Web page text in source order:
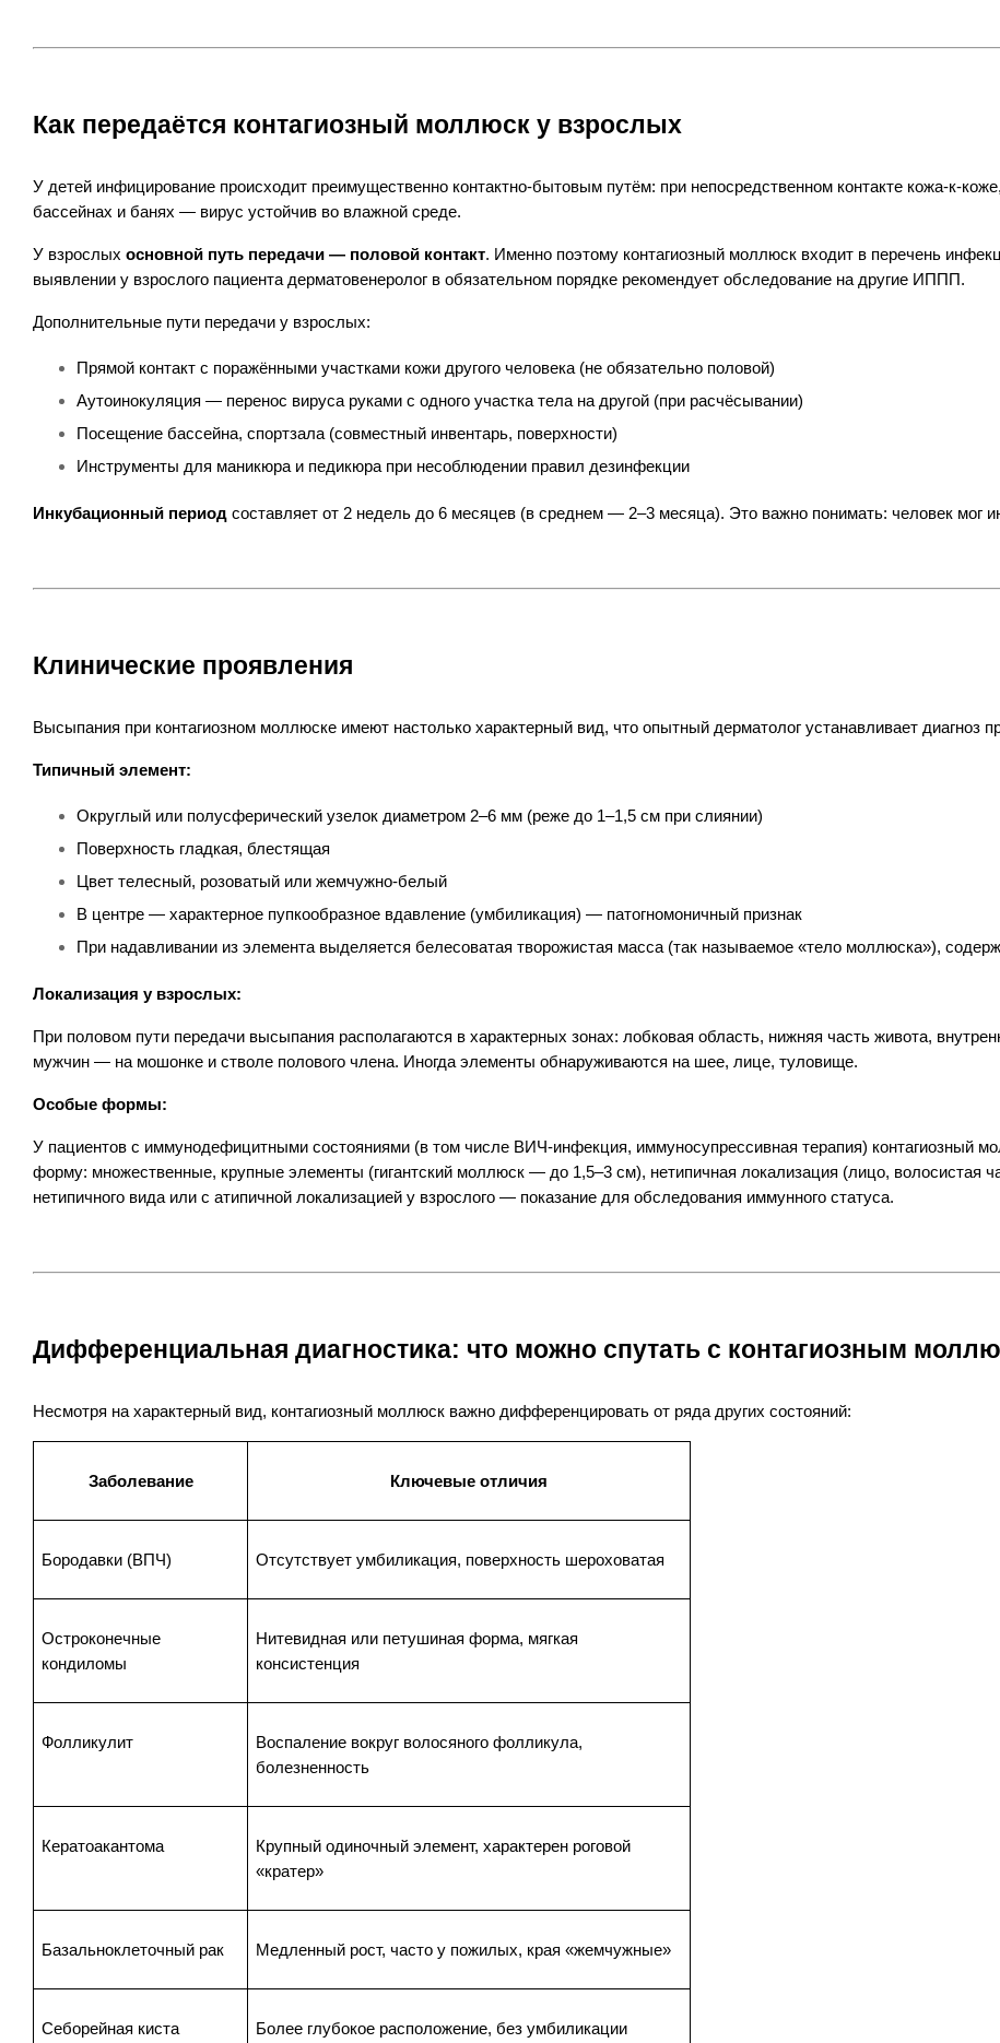
Как передаётся контагиозный моллюск у взрослых
У детей инфицирование происходит преимущественно контактно-бытовым путём: при непосредственном контакте кожа-к-
бассейнах и банях — вирус устойчив во влажной среде.
У взрослых основной путь передачи — половой контакт. Именно поэтому контагиозный моллюск входит в перечень
выявлении у взрослого пациента дерматовенеролог в обязательном порядке рекомендует обследование на другие ИППП.
Дополнительные пути передачи у взрослых:
Прямой контакт с поражёнными участками кожи другого человека (не обязательно половой)
Аутоинокуляция — перенос вируса руками с одного участка тела на другой (при расчёсывании)
Посещение бассейна, спортзала (совместный инвентарь, поверхности)
Инструменты для маникюра и педикюра при несоблюдении правил дезинфекции
Инкубационный период составляет от 2 недель до 6 месяцев (в среднем — 2–3 месяца). Это важно понимать: человек мог
Клинические проявления
Высыпания при контагиозном моллюске имеют настолько характерный вид, что опытный дерматолог устанавливает
Типичный элемент:
Округлый или полусферический узелок диаметром 2–6 мм (реже до 1–1,5 см при слиянии)
Поверхность гладкая, блестящая
Цвет телесный, розоватый или жемчужно-белый
В центре — характерное пупкообразное вдавление (умбиликация) — патогномоничный признак
При надавливании из элемента выделяется белесоватая творожистая масса (так называемое «тело моллюска»),
Локализация у взрослых:
При половом пути передачи высыпания располагаются в характерных зонах: лобковая область, нижняя часть живота,
мужчин — на мошонке и стволе полового члена. Иногда элементы обнаруживаются на шее, лице, туловище.
Особые формы:
У пациентов с иммунодефицитными состояниями (в том числе ВИЧ-инфекция, иммуносупрессивная терапия) контагиозный
форму: множественные, крупные элементы (гигантский моллюск — до 1,5–3 см), нетипичная локализация (лицо, волосистая
нетипичного вида или с атипичной локализацией у взрослого — показание для обследования иммунного статуса.
Дифференциальная диагностика: что можно спутать с контагиозным
Несмотря на характерный вид, контагиозный моллюск важно дифференцировать от ряда других состояний:
Заболевание Ключевые отличия
Бородавки (ВПЧ) Отсутствует умбиликация, поверхность шероховатая
Остроконечные
кондиломы
Нитевидная или петушиная форма, мягкая
консистенция
Фолликулит
Воспаление вокруг волосяного фолликула,
болезненность
Кератоакантома
Крупный одиночный элемент, характерен роговой
«кратер»
Базальноклеточный рак Медленный рост, часто у пожилых, края «жемчужные»
Себорейная киста Более глубокое расположение, без умбиликации